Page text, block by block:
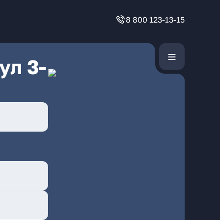
8 800 123-13-15
3-